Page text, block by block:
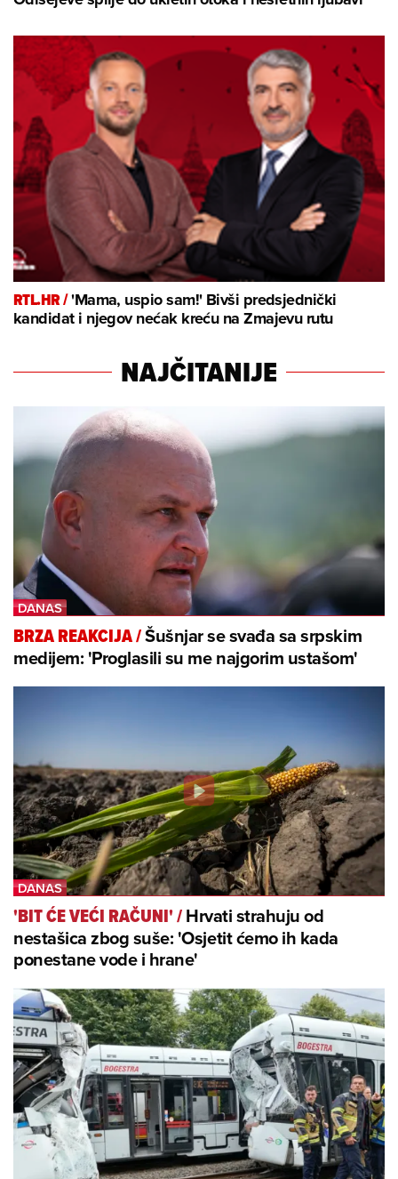
RTL.HR /'Mama, uspio sam!' Bivši predsjednički
kandidat i njegov nećak kreću na Zmajevu rutu
NAJČITANIJE
BRZA REAKCIJA/Šušnjar se svađa sa srpskim
medijem: 'Proglasili su me najgorim ustašom'
'BIT ĆE VEĆI RAČUNI'/Hrvati strahuju od
nestašica zbog suše: 'Osjetit ćemo ih kada
ponestane vode i hrane'